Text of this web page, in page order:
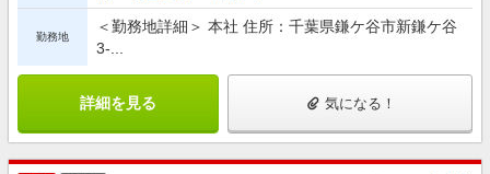
勤務地
＜勤務地詳細＞ 本社 住所：千葉県鎌ケ谷市新鎌ケ谷
3-...
詳細を見る 気になる！